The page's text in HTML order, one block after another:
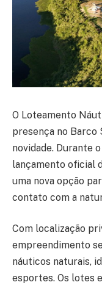
O Loteamento
presença no Barco
novidade. Durante
lançamento oficial
uma nova opção
contato com a
Com localização
empreendimento
náuticos naturais,
esportes. Os lotes